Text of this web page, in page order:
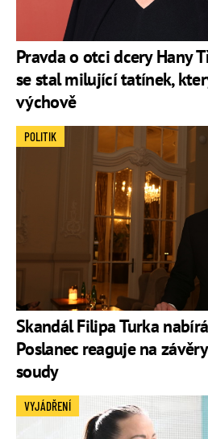
Pravda o otci dcery Hany
se stal milující tatínek,
výchově
Skandál Filipa Turka
Poslanec reaguje na
soudy
POLITIK
VYJÁDŘENÍ